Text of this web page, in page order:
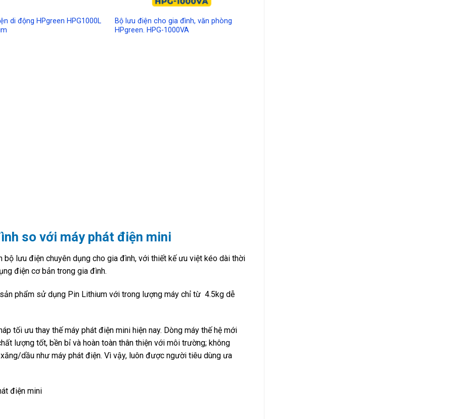
di động HPgreen HPG1000L
Bộ lưu điện cho gia đình, văn phòng
HPgreen. HPG-1000VA
so với máy phát điện mini
lưu điện chuyên dụng cho gia đình, với thiết kế ưu việt kéo dài thời
điện cơ bản trong gia đình.
phẩm sử dụng Pin Lithium với trong lượng máy chỉ từ 4.5kg dễ
tối ưu thay thế máy phát điện mini hiện nay. Dòng máy thế hệ mới
lượng tốt, bền bỉ và hoàn toàn thân thiện với môi trường; không
dầu như máy phát điện. Vì vậy, luôn được người tiêu dùng ưa